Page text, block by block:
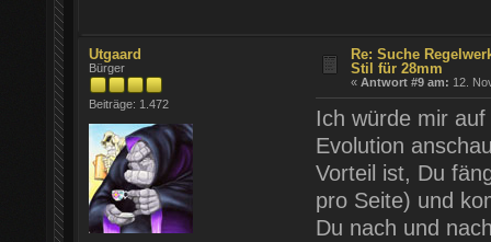
Utgaard
Bürger
Beiträge: 1.472
Re: Suche
Stil für 28mm
«Antwort #9 am: 12.
Ich würde mir
Evolution
Vorteil ist, Du
pro Seite) und
Du nach und